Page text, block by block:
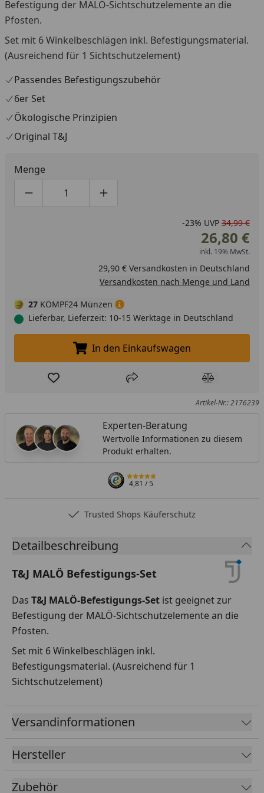
Befestigung der MALÖ-Sichtschutzelemente an die
Pfosten.
Set mit 6 Winkelbeschlägen inkl. Befestigungsmaterial.
(Ausreichend für 1 Sichtschutzelement)
Passendes Befestigungszubehör
6er Set
Ökologische Prinzipien
Original T&J
Menge
Produktmenge um eins verringern
Produktmenge manuell eingeben
Produktmenge um eins erhöhen
-23% UVP 34,99 €
26,80 €
inkl. 19% MwSt.
29,90 € Versandkosten in Deutschland
Versandkosten nach Menge und Land
27 KÖMPF24 Münzen
Lieferbar, Lieferzeit: 10-15 Werktage in Deutschland
In den Einkaufswagen legen
In den Einkaufswagen
Produkt zur Wunschliste hinzufügen
Teilen Produkt
Artikel-Nr.: 2176239
Experten-Beratung
Wertvolle Informationen zu diesem
Produkt erhalten.
4,81/ 5
Trusted Shops Käuferschutz
Detailbeschreibung
T&J MALÖ Befestigungs-Set
Das T&J MALÖ-Befestigungs-Set ist geeignet zur
Befestigung der MALÖ-Sichtschutzelemente an die
Pfosten.
Set mit 6 Winkelbeschlägen inkl.
Befestigungsmaterial. (Ausreichend für 1
Sichtschutzelement)
Versandinformationen
Hersteller
Zubehör